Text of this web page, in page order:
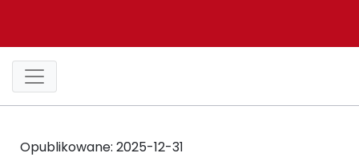
Opublikowane: 2025-12-31